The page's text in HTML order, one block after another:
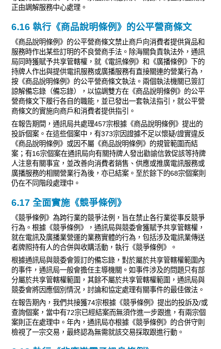
正由調解服務中心處理。
6.16 執行《商品說明條例》的公平營商條文
《商品說明條例》的公平營商條文禁止商戶向消費者提供貨品和
服務時作出某些訂明的不良營商手法。除海關負責執法外，通訊
局同時獲賦予共享管轄權，就《電訊條例》和《廣播條例》下的
持牌人作出與提供電訊服務或廣播服務有直接關連的營業行為，
按《商品說明條例》的公平營商條文執法。兩個執法機關已簽訂
諒解備忘錄（備忘錄），以協調雙方在《商品說明條例》的公平
營商條文下履行各自的職能，並已發出一套執法指引，就公平營
商條文的實施向商戶和消費者提供指引。
在報告期間，通訊局共處理457宗根據《商品說明條例》提出的
投訴個案。在這些個案中，有373宗因證據不足以懷疑/證實違反
《商品說明條例》或因不屬《商品說明條例》的規管範圍而結
案；有16宗個案在通訊局向有關持牌人發出勸諭信敦促該等持牌
人注意有關事宜，並改善向消費者銷售、供應或推廣電訊服務或
廣播服務的相關營業行為後，亦已結案。至於餘下的68宗個案則
仍在不同階段處理中。
6.17 全面實施《競爭條例》
《競爭條例》為跨行業的競爭法例，旨在禁止各行業從事反競爭
行為。根據《競爭條例》，通訊局與競委會獲賦予共享管轄權，
就在電訊及廣播業營運的業務實體的行為，包括涉及電訊業傳送
者牌照持有人的合併與收購活動，執行《競爭條例》。
根據通訊局與競委會簽訂的備忘錄，對於屬於共享管轄權範圍內
的事件，通訊局一般會擔任主導機關。如事件涉及的問題只有部
分屬於共享管轄權範圍，其餘不屬於共享管轄權範圍，通訊局與
競委會將因應個別情況，討論和協定處理有關事件的最佳做法。
在報告期內，我們共接獲74宗根據《競爭條例》提出的投訴及/或
查詢個案，當中有72宗已經結案而無須作進一步跟進，有兩宗個
案則正在處理中。年內，通訊局亦根據《競爭條例》的合併守則
檢視了一宗交易，最終認為無需就該交易採取跟進行動。